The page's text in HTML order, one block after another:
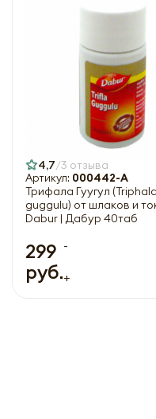
4,7 3 отзыва
Артикул: 000442-A
Трифала Гуугул (Triphala
guggulu) от шлаков и
Dabur | Дабур 40таб
299
руб.
-
+